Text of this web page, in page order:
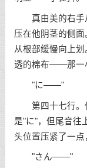
真由美的右手
压在他阴茎的侧
从根部缓慢向上
透的棉布——那一
"に——"
第四十七行。
是"に"，但尾音往
头位置压紧了一点
"さん——"